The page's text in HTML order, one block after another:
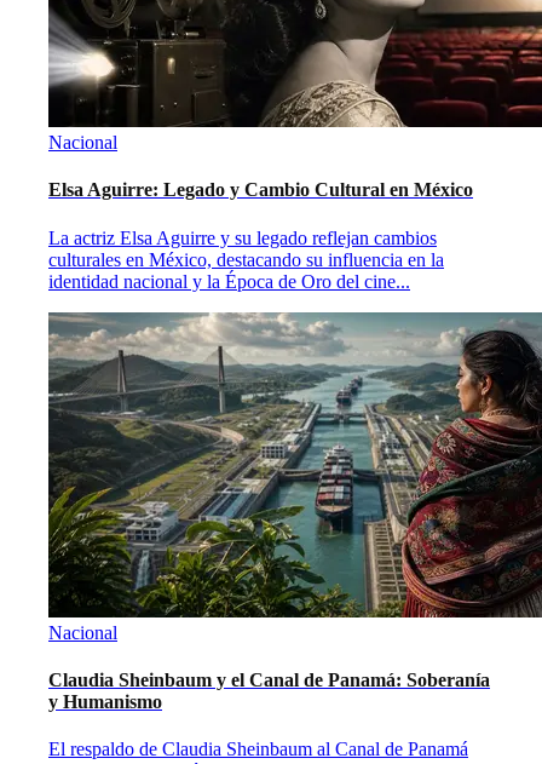
Nacional
Elsa Aguirre: Legado y Cambio Cultural en México
La actriz Elsa Aguirre y su legado reflejan cambios
culturales en México, destacando su influencia en la
identidad nacional y la Época de Oro del cine...
Nacional
Claudia Sheinbaum y el Canal de Panamá: Soberanía
y Humanismo
El respaldo de Claudia Sheinbaum al Canal de Panamá